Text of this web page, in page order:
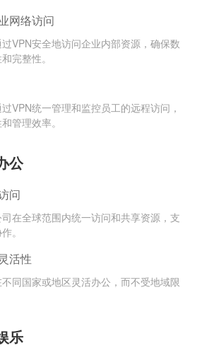
网络访问
VPN安全地访问企业内部资源，确保数
完整性。
VPN统一管理和监控员工的远程访问，
管理效率。
公
问
在全球范围内统一访问和共享资源，支
。
活性
同国家或地区灵活办公，而不受地域限
乐